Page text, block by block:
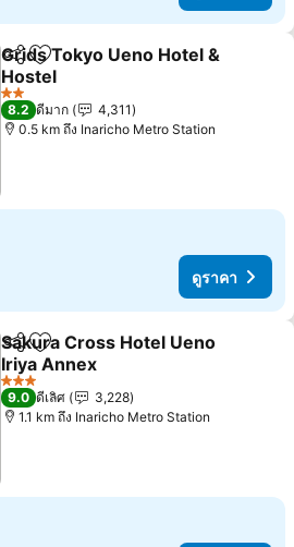
แชร์ เพิ่มในรายการโปรด
Grids Tokyo Ueno Hotel &
Hostel
2 ดาว
8.2 ดีมาก
4,311
0.5 km ถึง Inaricho Metro Station
ดูราคา
แชร์ เพิ่มในรายการโปรด
Sakura Cross Hotel Ueno
Iriya Annex
3 ดาว
9.0 ดีเลิศ
3,228
1.1 km ถึง Inaricho Metro Station